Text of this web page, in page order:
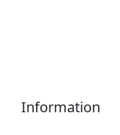
Information